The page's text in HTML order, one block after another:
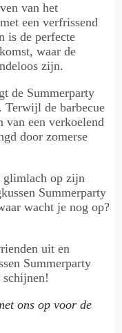
van het
een verfrissend
is de perfecte
waar de
zijn.
de Summerparty
Terwijl de barbecue
van een verkoelend
door zomerse
glimlach op zijn
Summerparty
wacht je nog op?
uit en
Summerparty
ons op voor de